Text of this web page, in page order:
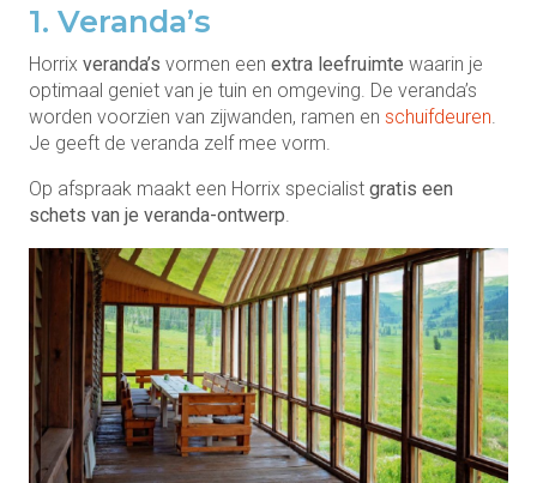
1. Veranda’s
Horrix veranda’s vormen een extra leefruimte waarin je
optimaal geniet van je tuin en omgeving. De veranda’s
worden voorzien van zijwanden, ramen en schuifdeuren.
Je geeft de veranda zelf mee vorm.
Op afspraak maakt een Horrix specialist gratis een
schets van je veranda-ontwerp.